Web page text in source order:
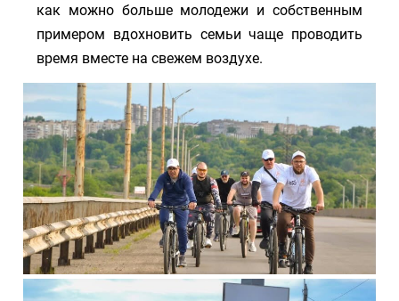
как можно больше молодежи и собственным
примером вдохновить семьи чаще проводить
время вместе на свежем воздухе.